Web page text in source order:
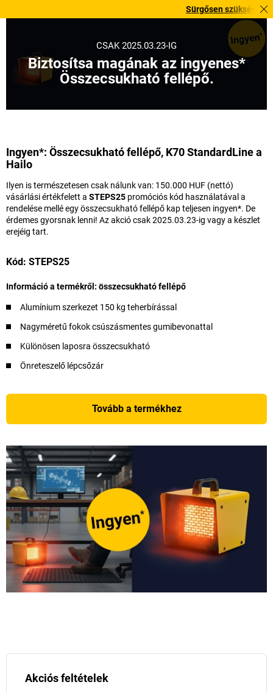
Sürgősen szüksége van
CSAK 2025.03.23-IG
Biztosítsa magának az ingyenes*
Összecsukható fellépő.
Ingyen*: Összecsukható fellépő, K70 StandardLine a
Hailo
Ilyen is természetesen csak nálunk van: 150.000 HUF (nettó)
vásárlási értékfelett a STEPS25 promóciós kód használatával a
rendelése mellé egy összecsukható fellépő kap teljesen ingyen*. De
érdemes gyorsnak lenni! Az akció csak 2025.03.23-ig vagy a készlet
erejéig tart.
Kód: STEPS25
Információ a termékről: összecsukható fellépő
Alumínium szerkezet 150 kg teherbírással
Nagyméretű fokok csúszásmentes gumibevonattal
Különösen laposra összecsukható
Önreteszelő lépcsőzár
Tovább a termékhez
Akciós feltételek